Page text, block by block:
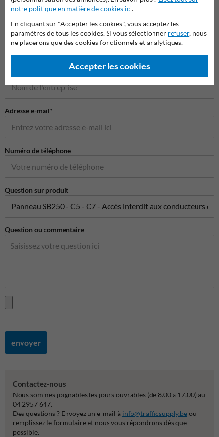
Nom*
Adresse e-mail*
Numéro de téléphone
Question sur produit
Question ou commentaire
envoyer
Contactez-nous
Nous sommes joignables les jours ouvrables (de 8.00 à 17.00) au
04 2957 647.
Des questions ? Envoyez un e-mail à info@trafficsupply.beou
remplissez le formulaire et nous vous répondrons dès que
possible.
notre politique en matière de cookies ici.
En cliquant sur "Accepter les cookies", vous acceptez les
paramètres de tous les cookies. Si vous sélectionner refuser, nous
ne placerons que des cookies fonctionnels et analytiques.
Accepter les cookies